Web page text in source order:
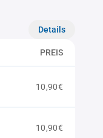
Details
PREIS
10,90€
10,90€